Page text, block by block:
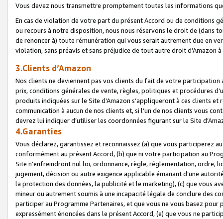
Vous devez nous transmettre promptement toutes les informations
En cas de violation de votre part du présent Accord ou de conditions
ou recours à notre disposition, nous nous réservons le droit de (dans
de renoncer à) toute rémunération qui vous serait autrement due en
violation, sans préavis et sans préjudice de tout autre droit
3.Clients d’Amazon
Nos clients ne deviennent pas vos clients du fait de votre
prix, conditions générales de vente, règles, politiques et procédures
produits indiquées sur le Site d’Amazon s’appliqueront à ces clients
communication à aucun de nos clients et, si l’un de nos clients vous
devrez lui indiquer d’utiliser les coordonnées figurant sur le Site
4.Garanties
Vous déclarez, garantissez et reconnaissez (a) que vous participerez
conformément au présent Accord, (b) que ni votre participation au
Site n’enfreindront nul loi, ordonnance, règle, réglementation, ordre,
jugement, décision ou autre exigence applicable émanant d’une
la protection des données, la publicité et le marketing), (c) que vous
mineur ou autrement soumis à une incapacité légale de conclure des
participer au Programme Partenaires, et que vous ne vous basez
expressément énoncées dans le présent Accord, (e) que vous ne